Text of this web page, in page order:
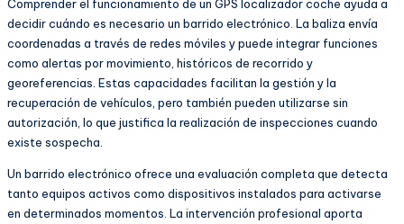
Comprender el funcionamiento de un GPS localizador coche ayuda a
decidir cuándo es necesario un barrido electrónico. La baliza envía
coordenadas a través de redes móviles y puede integrar funciones
como alertas por movimiento, históricos de recorrido y
georeferencias. Estas capacidades facilitan la gestión y la
recuperación de vehículos, pero también pueden utilizarse sin
autorización, lo que justifica la realización de inspecciones cuando
existe sospecha.
Un barrido electrónico ofrece una evaluación completa que detecta
tanto equipos activos como dispositivos instalados para activarse
en determinados momentos. La intervención profesional aporta